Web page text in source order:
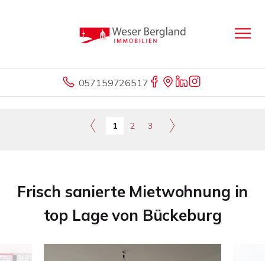
057159726517
1 2 3
Frisch sanierte Mietwohnung in
top Lage von Bückeburg